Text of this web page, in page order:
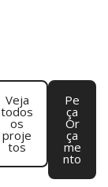
Veja
todos
os
proje
tos
Pe
ça
Or
ça
me
nto